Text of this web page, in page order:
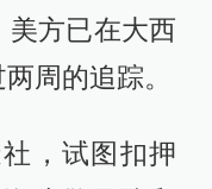
美方已在大西
周的追踪。
，试图扣押